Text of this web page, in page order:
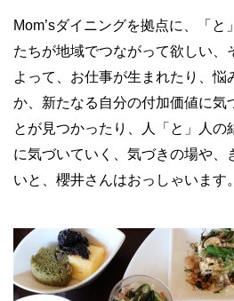
Mom’sダイニングを拠点に、「と
たちが地域でつながって欲しい、
よって、お仕事が生まれたり、悩
か、新たなる自分の付加価値に気
とが見つかったり、人「と」人の
に気づいていく、気づきの場や、
いと、櫻井さんはおっしゃいます。